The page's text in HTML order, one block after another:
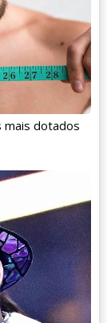
mais dotados